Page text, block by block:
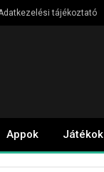
tájékoztató
Appok Játékok